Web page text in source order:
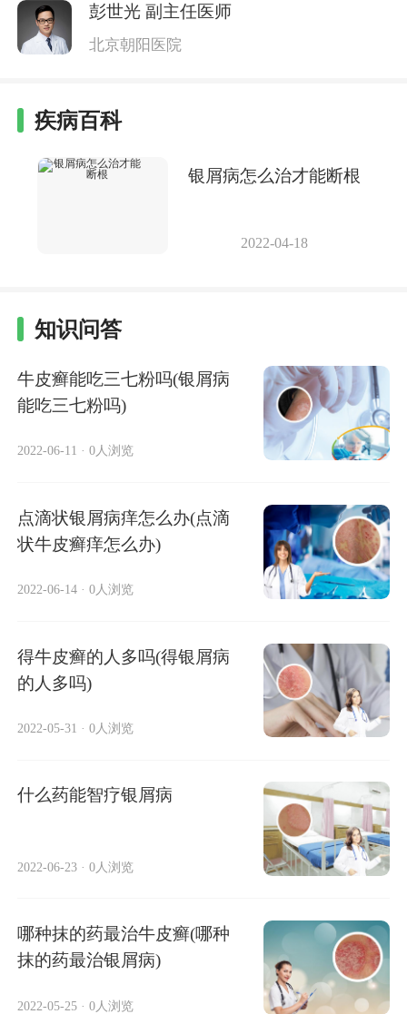
彭世光 副主任医师
北京朝阳医院
疾病百科
银屑病怎么治才能断根
2022-04-18
知识问答
牛皮癣能吃三七粉吗(银屑病
能吃三七粉吗)
2022-06-11 · 0人浏览
点滴状银屑病痒怎么办(点滴
状牛皮癣痒怎么办)
2022-06-14 · 0人浏览
得牛皮癣的人多吗(得银屑病
的人多吗)
2022-05-31 · 0人浏览
什么药能智疗银屑病
2022-06-23 · 0人浏览
哪种抹的药最治牛皮癣(哪种
抹的药最治银屑病)
2022-05-25 · 0人浏览